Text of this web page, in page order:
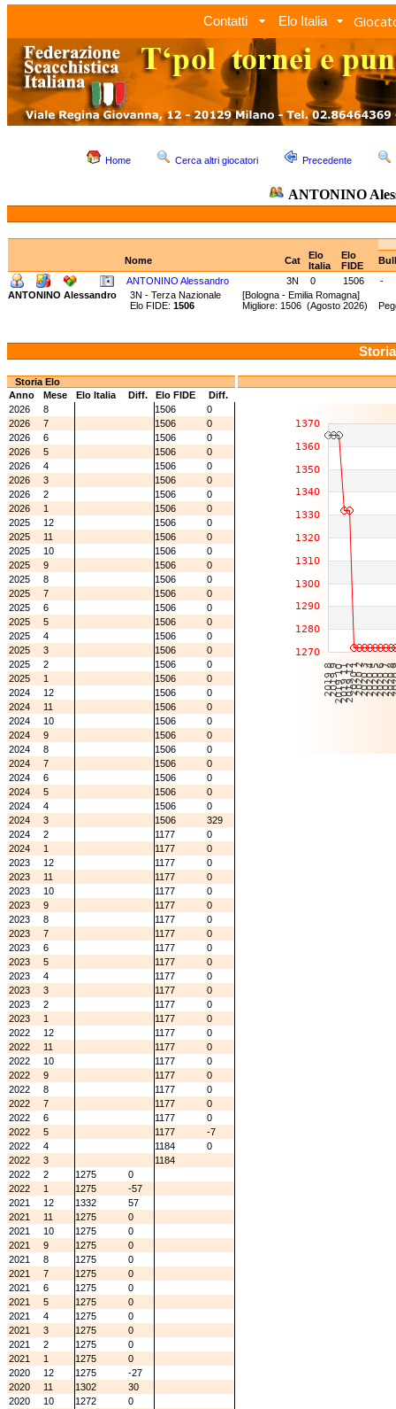
Contatti Elo Italia
Home Cerca altri giocatori Precedente
ANTONINO
Nome Cat
Elo
Italia
Elo
FIDE
ANTONINO Alessandro
3N 0 1506
-
ANTONINO Alessandro
3N - Terza Nazionale [Bologna - Emilia Romagna]
Elo FIDE: 1506 Migliore: 1506 (Agosto 2026)
Storia Elo
Anno
Mese Elo Italia Diff. Elo FIDE
Diff.
2026
8 1506
0
2026
7 1506
0
2026
6 1506
0
2026
5 1506
0
2026
4 1506
0
2026
3 1506
0
2026
2 1506
0
2026
1 1506
0
2025
12 1506
0
2025
11 1506
0
2025
10 1506
0
2025
9 1506
0
2025
8 1506
0
2025
7 1506
0
2025
6 1506
0
2025
5 1506
0
2025
4 1506
0
2025
3 1506
0
2025
2 1506
0
2025
1 1506
0
2024
12 1506
0
2024
11 1506
0
2024
10 1506
0
2024
9 1506
0
2024
8 1506
0
2024
7 1506
0
2024
6 1506
0
2024
5 1506
0
2024
4 1506
0
2024
3 1506
329
2024
2 1177
0
2024
1 1177
0
2023
12 1177
0
2023
11 1177
0
2023
10 1177
0
2023
9 1177
0
2023
8 1177
0
2023
7 1177
0
2023
6 1177
0
2023
5 1177
0
2023
4 1177
0
2023
3 1177
0
2023
2 1177
0
2023
1 1177
0
2022
12 1177
0
2022
11 1177
0
2022
10 1177
0
2022
9 1177
0
2022
8 1177
0
2022
7 1177
0
2022
6 1177
0
2022
5 1177
-7
2022
4 1184
0
2022
3
1184
2022
2 1275
0
2022
1 1275
-57
2021
12 1332
57
2021
11 1275
0
2021
10 1275
0
2021
9 1275
0
2021
8 1275
0
2021
7 1275
0
2021
6 1275
0
2021
5 1275
0
2021
4 1275
0
2021
3 1275
0
2021
2 1275
0
2021
1 1275
0
2020
12 1275
-27
2020
11 1302
30
2020
10 1272
0